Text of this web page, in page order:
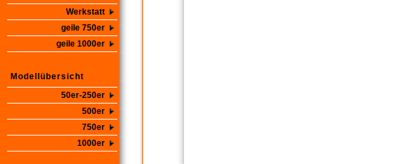
Werkstatt
geile 750er
geile 1000er
Modellübersicht
50er-250er
500er
750er
1000er